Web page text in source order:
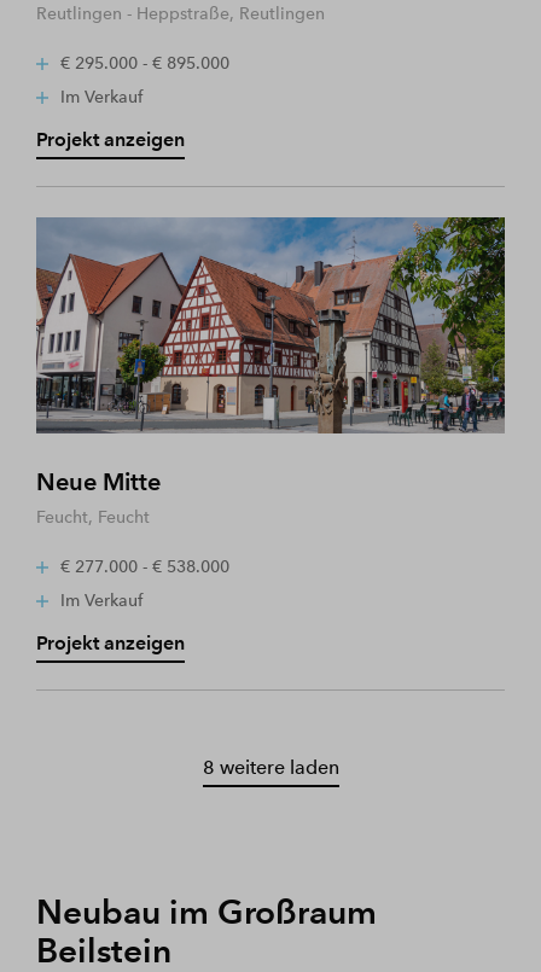
Reutlingen - Heppstraße, Reutlingen
€ 295.000 - € 895.000
Im Verkauf
Projekt anzeigen
Neue Mitte
Feucht, Feucht
€ 277.000 - € 538.000
Im Verkauf
Projekt anzeigen
8 weitere laden
Neubau im Großraum
Beilstein